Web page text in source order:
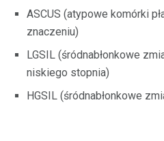
ASCUS (atypowe komórki
znaczeniu)
LGSIL (śródnabłonkowe
niskiego stopnia)
HGSIL (śródnabłonkowe